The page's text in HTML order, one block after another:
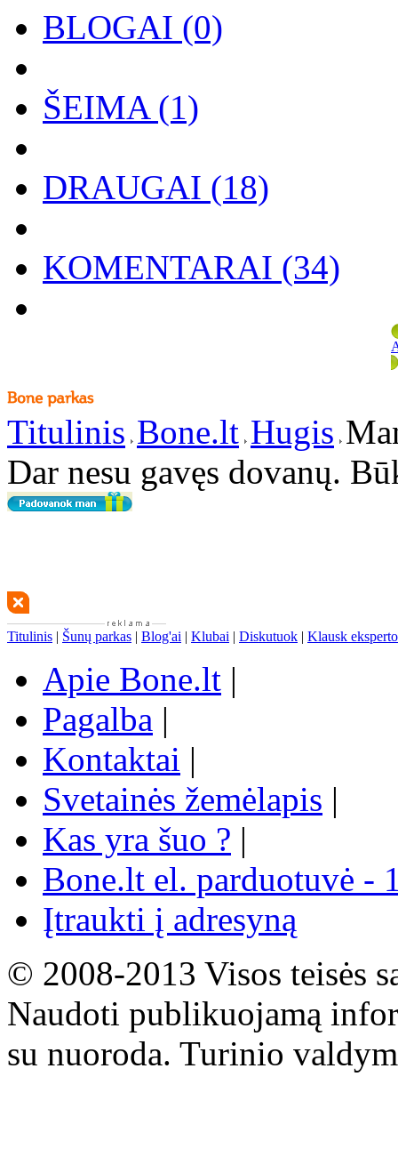
BLOGAI (0)
ŠEIMA(1)
DRAUGAI (18)
KOMENTARAI (34)
Titulinis Bone.lt Hugis
Dar nesu gavęs dovanų.
Titulinis | Šunų parkas | Blog'ai | Klubai | Diskutuok | Klausk eksperto
Apie Bone.lt |
Pagalba |
Kontaktai |
Svetainės žemėlapis |
Kas yra šuo ? |
Bone.lt el. parduotuvė -
Įtraukti į adresyną
© 2008-2013 Visos teisės
Naudoti publikuojamą
su nuoroda. Turinio